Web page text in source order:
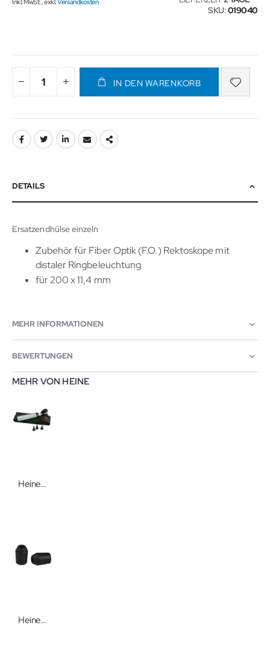
Inkl. MwSt.,exkl.Versandkosten
SKU 019040
IN DEN WARENKORB
DETAILS
Ersatzendhülse einzeln
Zubehör für Fiber Optik (F.O.) Rektoskope mit
distaler Ringbeleuchtung
für 200 x 11,4 mm
MEHR INFORMATIONEN
BEWERTUNGEN
MEHR VON HEINE
Heine K 180 Otoskop Set
Heine Soft Einweg-Tips